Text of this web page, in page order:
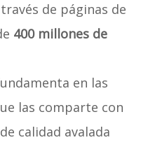
de páginas de
400 millones de
en las
las comparte con
calidad avalada